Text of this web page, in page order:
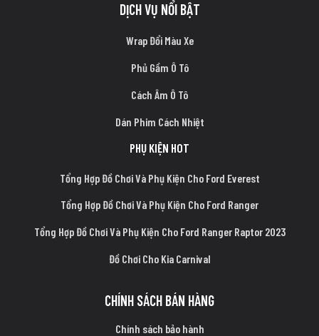
DỊCH VỤ NỔI BẬT
Wrap Đổi Màu Xe
Phủ Gầm Ô Tô
Cách Âm Ô Tô
Dán Phim Cách Nhiệt
PHỤ KIỆN HOT
Tổng Hợp Đồ Chơi Và Phụ Kiện Cho Ford Everest
Tổng Hợp Đồ Chơi Và Phụ Kiện Cho Ford Ranger
Tổng Hợp Đồ Chơi Và Phụ Kiện Cho Ford Ranger Raptor 2023
Đồ Chơi Cho Kia Carnival
CHÍNH SÁCH BÁN HÀNG
Chính sách bảo hành